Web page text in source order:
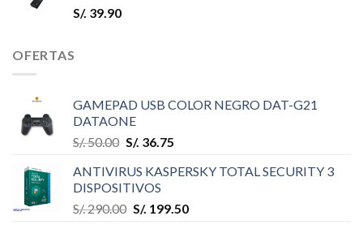
S/. 39.90
OFERTAS
GAMEPAD USB COLOR NEGRO DAT-G21
DATAONE
S/.50.00 S/. 36.75
ANTIVIRUS KASPERSKY TOTAL SECURITY 3
DISPOSITIVOS
S/.290.00 S/. 199.50